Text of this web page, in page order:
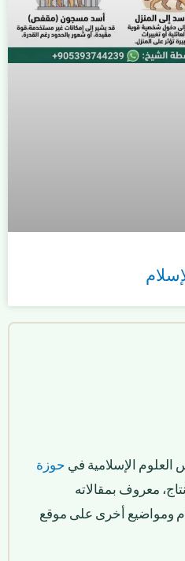
الإسلامية في حوزة
معروف بمقالاته
ومواضيع أخرى على موقع